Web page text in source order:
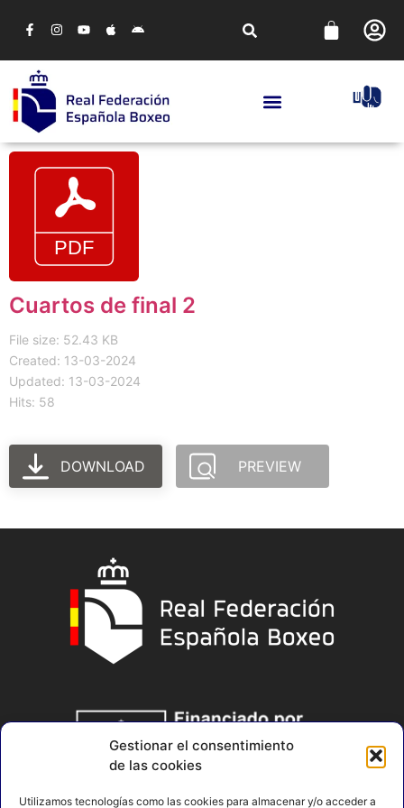
Gestionar el consentimiento
de las cookies
Utilizamos tecnologías como las cookies para almacenar y/o acceder a
Cuartos de final 2
File size: 52.43 KB
Created: 13-03-2024
Updated: 13-03-2024
Hits: 58
DOWNLOAD PREVIEW